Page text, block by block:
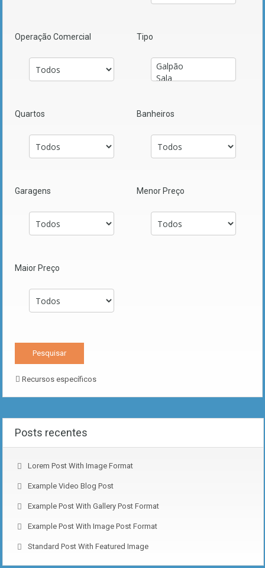
Operação Comercial Tipo
Quartos Banheiros
Garagens Menor Preço
Maior Preço
Recursos específicos
Posts recentes
Lorem Post With Image Format
Example Video Blog Post
Example Post With Gallery Post Format
Example Post With Image Post Format
Standard Post With Featured Image